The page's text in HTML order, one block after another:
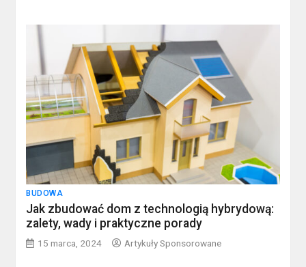
BUDOWA
Jak zbudować dom z technologią hybrydową:
zalety, wady i praktyczne porady
15 marca, 2024 Artykuły Sponsorowane